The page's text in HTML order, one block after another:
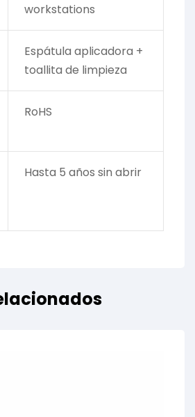
workstations
Espátula aplicadora +
toallita de limpieza
RoHS
Hasta 5 años sin abrir